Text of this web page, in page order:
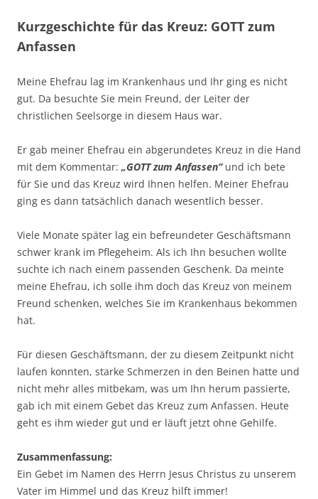
Kurzgeschichte für das Kreuz: GOTT zum
Anfassen
Meine Ehefrau lag im Krankenhaus und Ihr ging es nicht
gut. Da besuchte Sie mein Freund, der Leiter der
christlichen Seelsorge in diesem Haus war.
Er gab meiner Ehefrau ein abgerundetes Kreuz in die Hand
mit dem Kommentar: „GOTT zum Anfassen“und ich bete
für Sie und das Kreuz wird Ihnen helfen. Meiner Ehefrau
ging es dann tatsächlich danach wesentlich besser.
Viele Monate später lag ein befreundeter Geschäftsmann
schwer krank im Pflegeheim. Als ich Ihn besuchen wollte
suchte ich nach einem passenden Geschenk. Da meinte
meine Ehefrau, ich solle ihm doch das Kreuz von meinem
Freund schenken, welches Sie im Krankenhaus bekommen
hat.
Für diesen Geschäftsmann, der zu diesem Zeitpunkt nicht
laufen konnten, starke Schmerzen in den Beinen hatte und
nicht mehr alles mitbekam, was um Ihn herum passierte,
gab ich mit einem Gebet das Kreuz zum Anfassen. Heute
geht es ihm wieder gut und er läuft jetzt ohne Gehilfe.
Zusammenfassung:
Ein Gebet im Namen des Herrn Jesus Christus zu unserem
Vater im Himmel und das Kreuz hilft immer!